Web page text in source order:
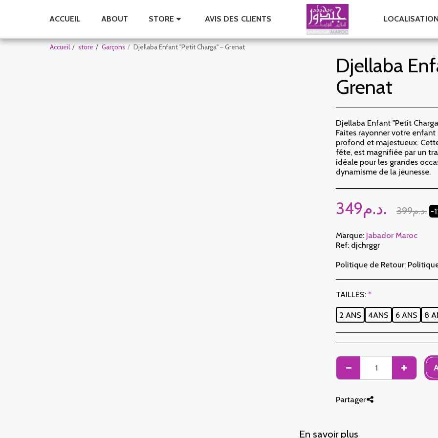
ACCUEIL ABOUT STORE AVIS DES CLIENTS LOCALISATION
Accueil store Garçons Djellaba Enfant "Petit Charga" – Grenat
Djellaba
Grenat
Djellaba Enfant "Petit
Faites rayonner votre
profond et majestueux.
fête, est magnifiée par un
idéale pour les grandes
dynamisme de la jeunesse.
349 د.م. 399 د.م. -
Marque: Jabador Maroc
Ref: djchrggr
Politique de Retour: Politique de Retour: Le Client dispose d’un délai de 7 jours ouvrables à compter de la date de réception pour retourner des articles commandés soit pour être remboursé soit pour un échange. Seuls les articles retournés dans les délais, dans leur emballage d’origine, non-lavés, non-portés pourront faire l’objet d’un échange. Pour faire un retour, prière de nous notifier aux adresses suivantes : jabadormaroc17@gmail.com/ jabador.maroc@gmail.com Chaque échange ou retour doit être accompagné de votre
TAILLES: *
2 ANS 4ANS 6 ANS 8
Partager
En savoir plus